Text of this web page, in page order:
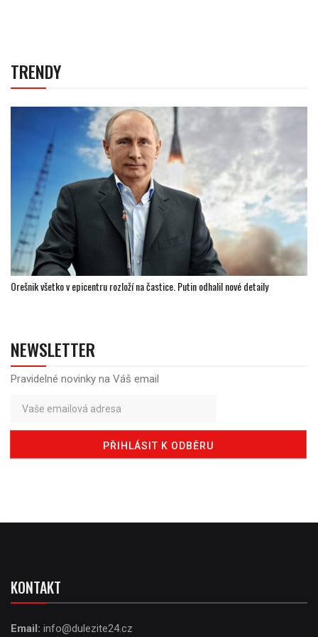
TRENDY
Orešnik všetko v epicentru rozloží na častice. Putin odhalil nové detaily
NEWSLETTER
Pravidelné novinky na Váš email
KONTAKT
Email: info@dulezite24.cz